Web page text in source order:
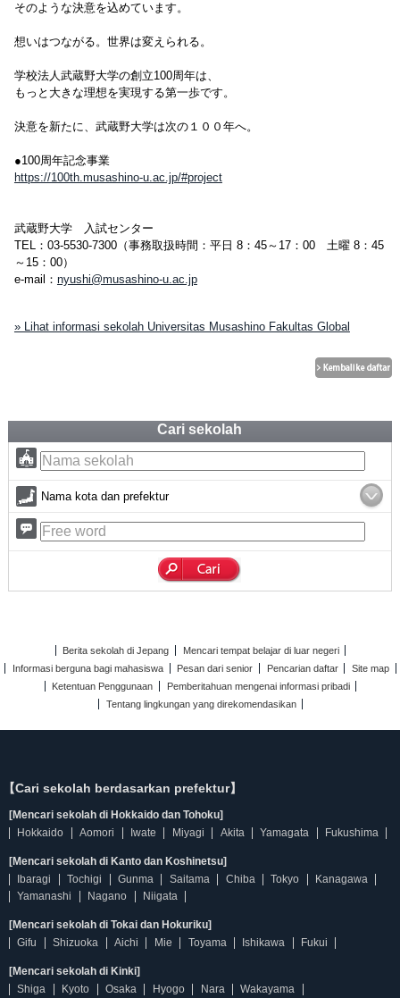
そのような決意を込めています。
想いはつながる。世界は変えられる。
学校法人武蔵野大学の創立100周年は、
もっと大きな理想を実現する第一歩です。
決意を新たに、武蔵野大学は次の１００年へ。
●100周年記念事業
https://100th.musashino-u.ac.jp/#project
武蔵野大学 入試センター
TEL：03-5530-7300（事務取扱時間：平日 8：45～17：00 土曜 8：45
～15：00）
e-mail： nyushi@musashino-u.ac.jp
» Lihat informasi sekolah Universitas Musashino Fakultas Global
Cari sekolah
Nama kota dan prefektur
Berita sekolah di Jepang
Mencari tempat belajar di luar negeri
Informasi berguna bagi mahasiswa
Pesan dari senior Pencarian daftar
Site map
Ketentuan Penggunaan
Pemberitahuan mengenai informasi pribadi
Tentang lingkungan yang direkomendasikan
【Cari sekolah berdasarkan prefektur】
[Mencari sekolah di Hokkaido dan Tohoku]
Hokkaido
Aomori Iwate Miyagi Akita Yamagata Fukushima
[Mencari sekolah di Kanto dan Koshinetsu]
Ibaragi
Tochigi Gunma Saitama Chiba Tokyo
Kanagawa
Yamanashi
Nagano Niigata
[Mencari sekolah di Tokai dan Hokuriku]
Gifu
Shizuoka Aichi Mie Toyama Ishikawa Fukui
[Mencari sekolah di Kinki]
Shiga
Kyoto Osaka Hyogo Nara Wakayama